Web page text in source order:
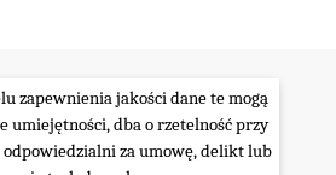
zapewnienia jakości dane te mogą
dba o rzetelność przy
za umowę, delikt lub